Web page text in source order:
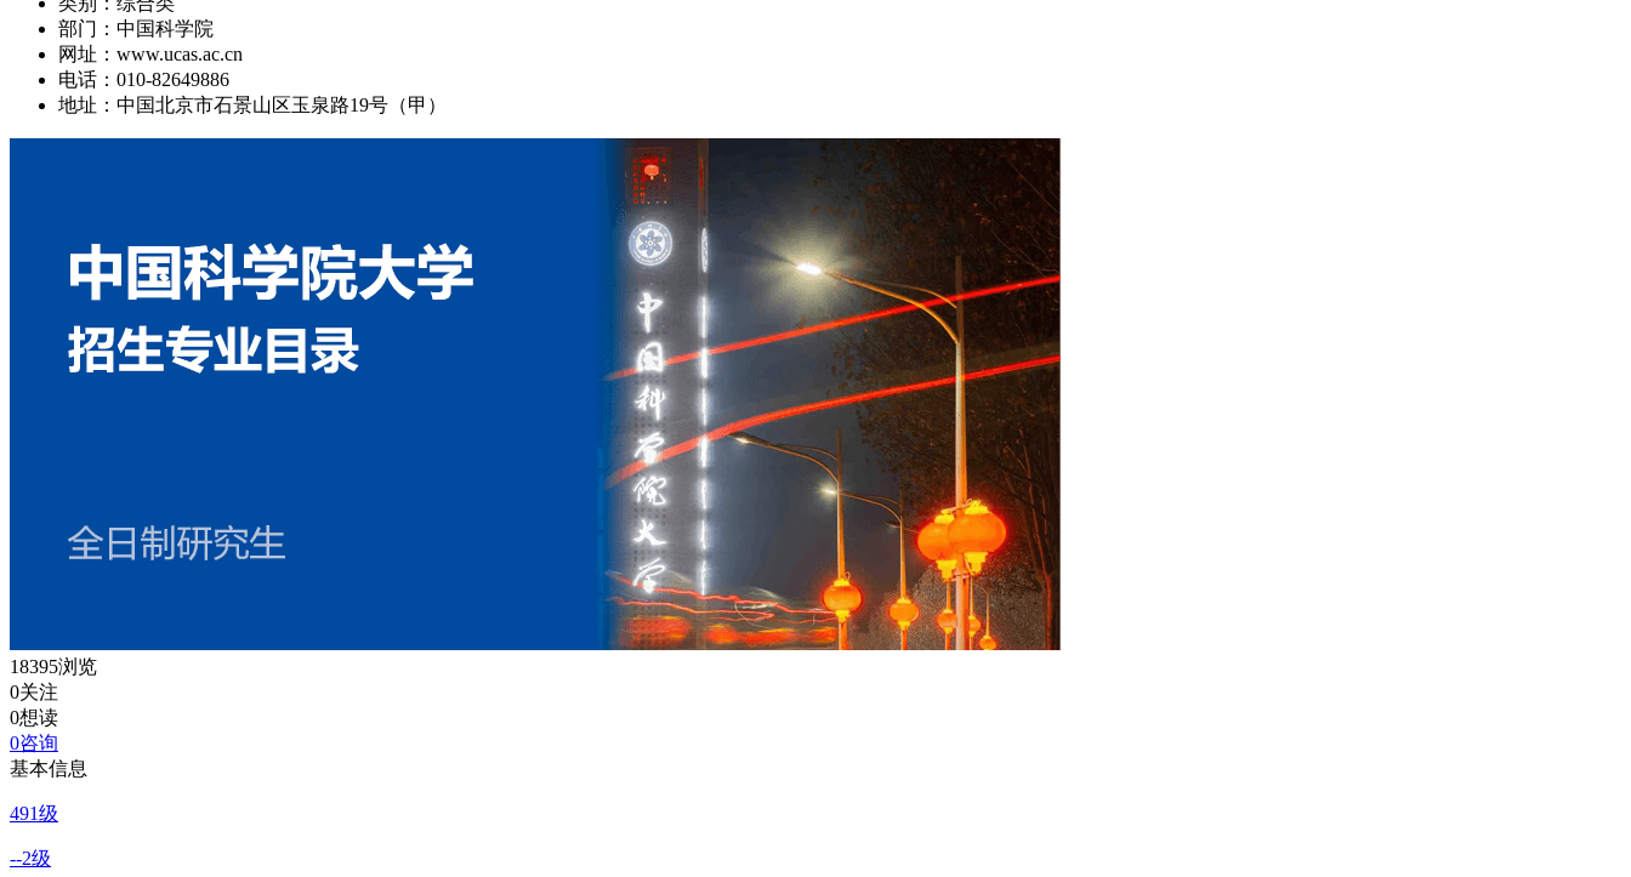
部门： 中国科学院
网址： www.ucas.ac.cn
电话： 010-82649886
地址： 中国北京市石景山区玉泉路19号（甲）
18395浏览
0关注
0想读
0咨询
基本信息
491级
--2级